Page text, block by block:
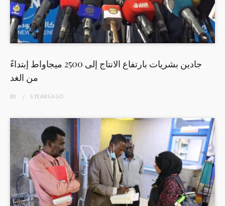
جادين بشريات بارتفاع الانتاج إلى 2500 ميجاواط إبتداءً
من الغد
BY 5 YEARSAGO